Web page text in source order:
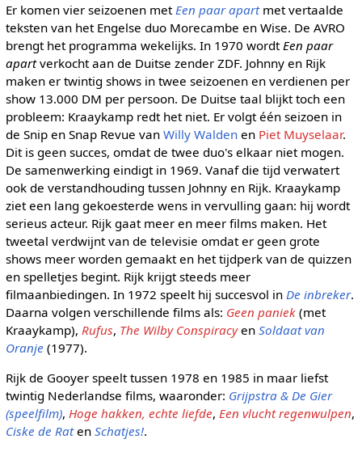
Er komen vier seizoenen met Een paar apartmet vertaalde
teksten van het Engelse duo Morecambe en Wise. De AVRO
brengt het programma wekelijks. In 1970 wordt Een paar
apartverkocht aan de Duitse zender ZDF. Johnny en Rijk
maken er twintig shows in twee seizoenen en verdienen per
show 13.000 DM per persoon. De Duitse taal blijkt toch een
probleem: Kraaykamp redt het niet. Er volgt één seizoen in
de Snip en Snap Revue van Willy Waldenen Piet Muyselaar.
Dit is geen succes, omdat de twee duo's elkaar niet mogen.
De samenwerking eindigt in 1969. Vanaf die tijd verwatert
ook de verstandhouding tussen Johnny en Rijk. Kraaykamp
ziet een lang gekoesterde wens in vervulling gaan: hij wordt
serieus acteur. Rijk gaat meer en meer films maken. Het
tweetal verdwijnt van de televisie omdat er geen grote
shows meer worden gemaakt en het tijdperk van de quizzen
en spelletjes begint. Rijk krijgt steeds meer
filmaanbiedingen. In 1972 speelt hij succesvol in De inbreker.
Daarna volgen verschillende films als: Geen paniek(met
Kraaykamp), Rufus, The Wilby Conspiracyen Soldaat van
Oranje (1977).
Rijk de Gooyer speelt tussen 1978 en 1985 in maar liefst
twintig Nederlandse films, waaronder: Grijpstra & De Gier
(speelfilm), Hoge hakken, echte liefde, Een vlucht regenwulpen,
Ciske de Raten Schatjes!.